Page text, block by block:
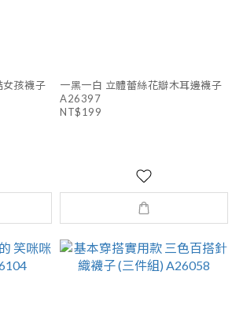
女孩襪子
一黑一白 立體蕾絲花瓣木耳邊襪子
A26397
NT$199